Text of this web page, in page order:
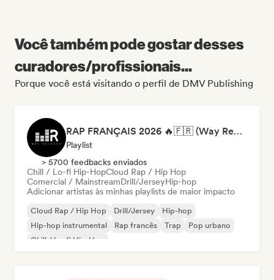
Você também pode gostar desses
curadores/profissionais...
Porque você está visitando o perfil de DMV Publishing
RAP FRANÇAIS 2026 🔥🇫🇷 (Way Records)
Playlist
> 5700 feedbacks enviados
Chill / Lo-fi Hip-HopCloud Rap / Hip Hop
Comercial / MainstreamDrill/JerseyHip-hop
Adicionar artistas às minhas playlists de maior impacto
Cloud Rap / Hip Hop Drill/Jersey
Hip-hop
Hip-hop instrumental
Rap francês Trap
Pop urbano
Chill / Lo-fi Hip-Hop